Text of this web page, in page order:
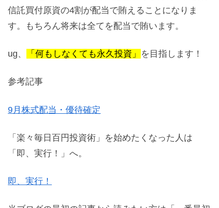
信託買付原資の4割が配当で賄えることになりま
す。もちろん将来は全てを配当で賄います。
ug、 「何もしなくても永久投資」 を目指します！
参考記事
9月株式配当・優待確定
「楽々毎日百円投資術」を始めたくなった人は
「即、実行！」へ。
即、実行！